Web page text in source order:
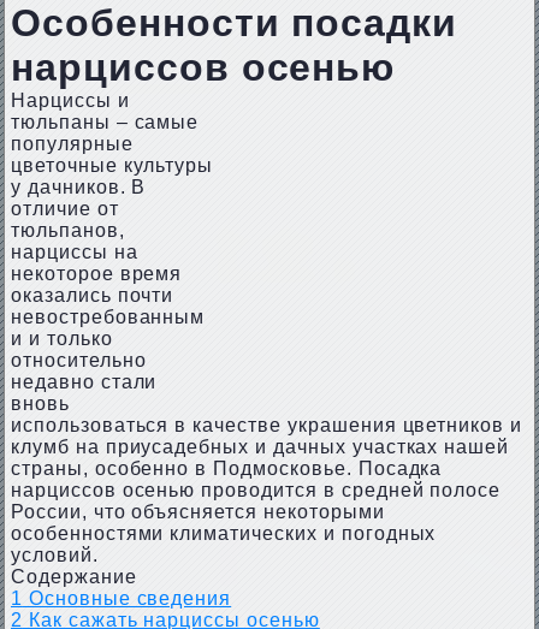
Особенности посадки
нарциссов осенью
Нарциссы и
тюльпаны – самые
популярные
цветочные культуры
у дачников. В
отличие от
тюльпанов,
нарциссы на
некоторое время
оказались почти
невостребованным
и и только
относительно
недавно стали
вновь
использоваться в качестве украшения цветников и
клумб на приусадебных и дачных участках нашей
страны, особенно в Подмосковье. Посадка
нарциссов осенью проводится в средней полосе
России, что объясняется некоторыми
особенностями климатических и погодных
условий.
Содержание
1 Основные сведения
2 Как сажать нарциссы осенью